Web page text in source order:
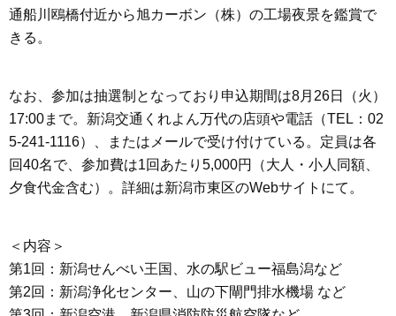
通船川鴎橋付近から旭カーボン（株）の工場夜景を鑑賞で
きる。
なお、参加は抽選制となっており申込期間は8月26日（火）
17:00まで。新潟交通くれよん万代の店頭や電話（TEL：02
5-241-1116）、またはメールで受け付けている。定員は各
回40名で、参加費は1回あたり5,000円（大人・小人同額、
夕食代金含む）。詳細は新潟市東区のWebサイトにて。
＜内容＞
第1回：新潟せんべい王国、水の駅ビュー福島潟など
第2回：新潟浄化センター、山の下閘門排水機場 など